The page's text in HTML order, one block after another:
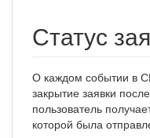
Статус
О каждом событии в
закрытие заявки
пользователь
которой была